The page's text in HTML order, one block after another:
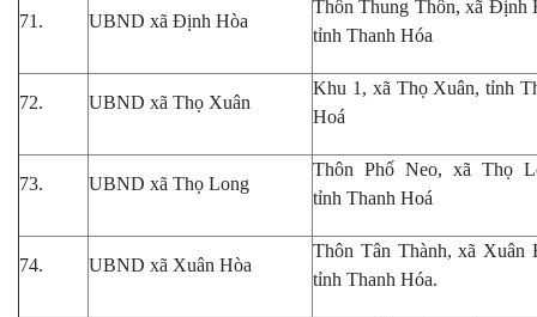
71. UBND xã Định Hòa
Thôn Thung Thôn, xã Định
tỉnh Thanh Hóa
72. UBND xã Thọ Xuân
Khu 1, xã Thọ Xuân, tỉnh
Hoá
73. UBND xã Thọ Long
Thôn Phố Neo, xã Thọ
tỉnh Thanh Hoá
74. UBND xã Xuân Hòa
Thôn Tân Thành, xã Xuân
tỉnh Thanh Hóa.